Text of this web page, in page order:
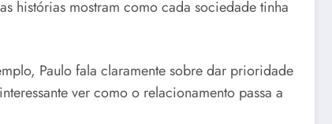
histórias mostram como cada sociedade tinha
Paulo fala claramente sobre dar prioridade
ver como o relacionamento passa a